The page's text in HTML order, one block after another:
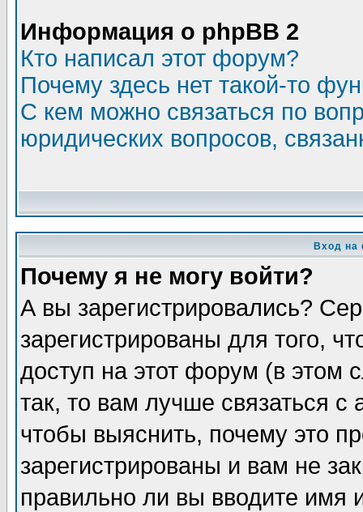
Информация о phpBB 2
Кто написал этот форум?
Почему здесь нет такой-то
С кем можно связаться по
юридических вопросов,
Вход на
Почему я не могу войти?
А вы зарегистрировались?
зарегистрированы для того,
доступ на этот форум (в этом
так, то вам лучше связаться
чтобы выяснить, почему это
зарегистрированы и вам не
правильно ли вы вводите